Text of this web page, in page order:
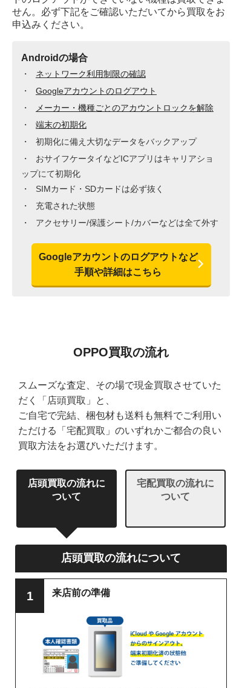
せん。必ず下記をご確認いただいてから買取をお
申込みください。
Androidの場合
ネットワーク利用制限の確認
Googleアカウントのログアウト
メーカー・機種ごとのアカウントロックを解除
端末の初期化
初期化に備え大切なデータをバックアップ
おサイフケータイなどICアプリはキャリアショ
ップにて初期化
SIMカード・SDカードは必ず抜く
充電された状態
アクセサリー/保護シート/カバーなどは全て外す
Googleアカウントのログアウトなど
手順や詳細はこちら
OPPO買取の流れ
スムーズな査定、その場で現金買取させていた
だく「店頭買取」と、
ご自宅で完結、梱包材も送料も無料でご利用い
ただける「宅配買取」のいずれかご都合の良い
買取方法をお選びいただけます。
店頭買取の流れに
ついて
宅配買取の流れに
ついて
店頭買取の流れについて
来店前の準備